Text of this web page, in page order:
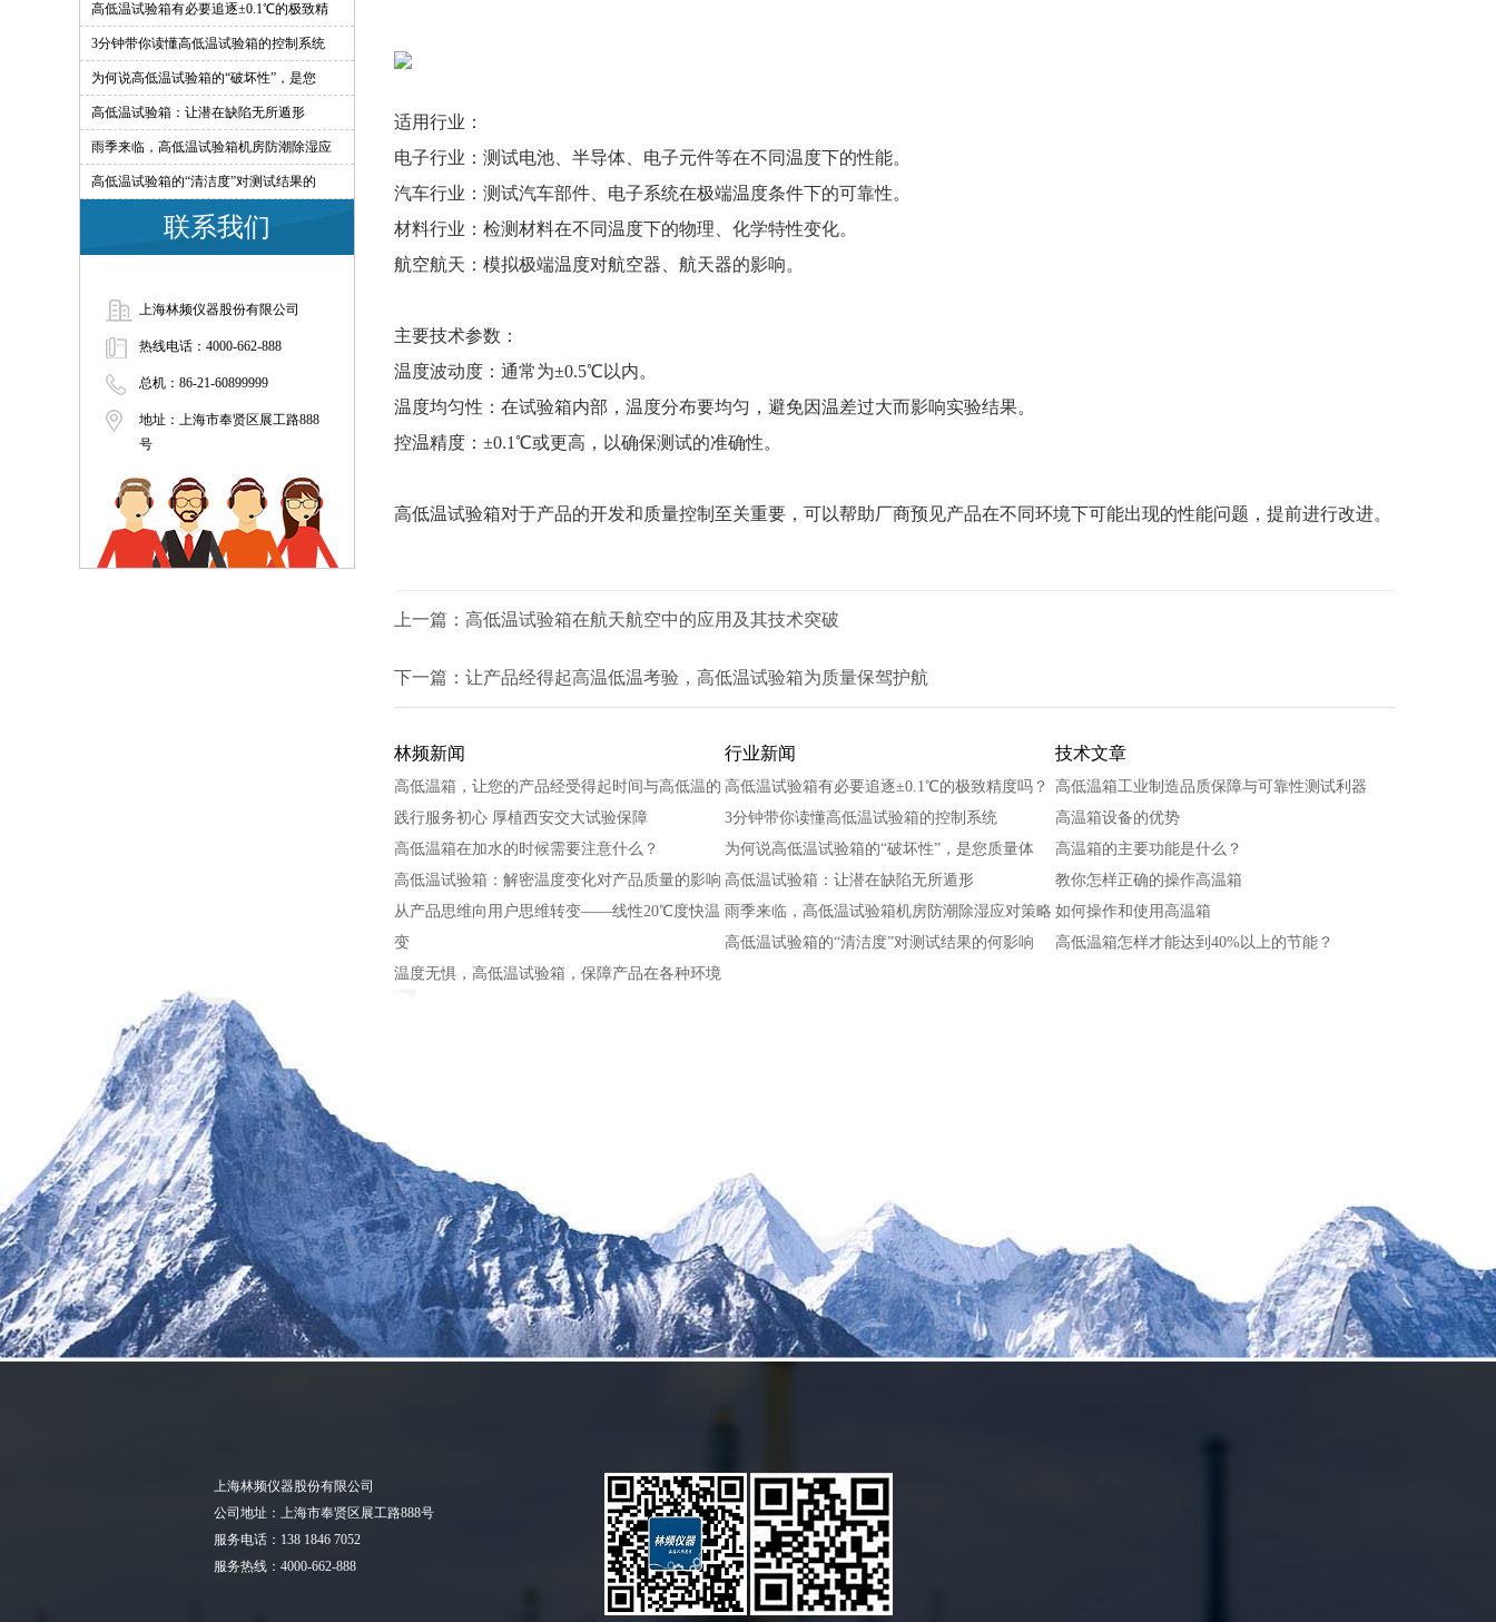
高低温试验箱有必要追逐±0.1℃的极致精
3分钟带你读懂高低温试验箱的控制系统
为何说高低温试验箱的“破坏性”，是您
高低温试验箱：让潜在缺陷无所遁形
雨季来临，高低温试验箱机房防潮除湿应
高低温试验箱的“清洁度”对测试结果的
联系我们
上海林频仪器股份有限公司
热线电话：4000-662-888
总机：86-21-60899999
地址：上海市奉贤区展工路888
号
适用行业：
电子行业：测试电池、半导体、电子元件等在不同温度下的性能。
汽车行业：测试汽车部件、电子系统在极端温度条件下的可靠性。
材料行业：检测材料在不同温度下的物理、化学特性变化。
航空航天：模拟极端温度对航空器、航天器的影响。
主要技术参数：
温度波动度：通常为±0.5℃以内。
温度均匀性：在试验箱内部，温度分布要均匀，避免因温差过大而影响实验结果。
控温精度：±0.1℃或更高，以确保测试的准确性。
高低温试验箱对于产品的开发和质量控制至关重要，可以帮助厂商预见产品在不同环境下可能出现的性能问题，提前进行改进。
上一篇： 高低温试验箱在航天航空中的应用及其技术突破
下一篇： 让产品经得起高温低温考验，高低温试验箱为质量保驾护航
林频新闻
高低温箱，让您的产品经受得起时间与高低温的
践行服务初心 厚植西安交大试验保障
高低温箱在加水的时候需要注意什么？
高低温试验箱：解密温度变化对产品质量的影响
从产品思维向用户思维转变——线性20℃度快温
变
温度无惧，高低温试验箱，保障产品在各种环境
行业新闻
高低温试验箱有必要追逐±0.1℃的极致精度吗？
3分钟带你读懂高低温试验箱的控制系统
为何说高低温试验箱的“破坏性”，是您质量体
高低温试验箱：让潜在缺陷无所遁形
雨季来临，高低温试验箱机房防潮除湿应对策略
高低温试验箱的“清洁度”对测试结果的何影响
技术文章
高低温箱工业制造品质保障与可靠性测试利器
高温箱设备的优势
高温箱的主要功能是什么？
教你怎样正确的操作高温箱
如何操作和使用高温箱
高低温箱怎样才能达到40%以上的节能？
上海林频仪器股份有限公司
公司地址：上海市奉贤区展工路888号
服务电话：138 1846 7052
服务热线：4000-662-888